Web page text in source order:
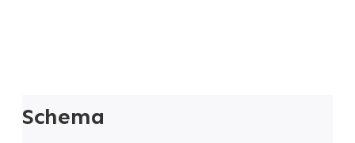
Schema